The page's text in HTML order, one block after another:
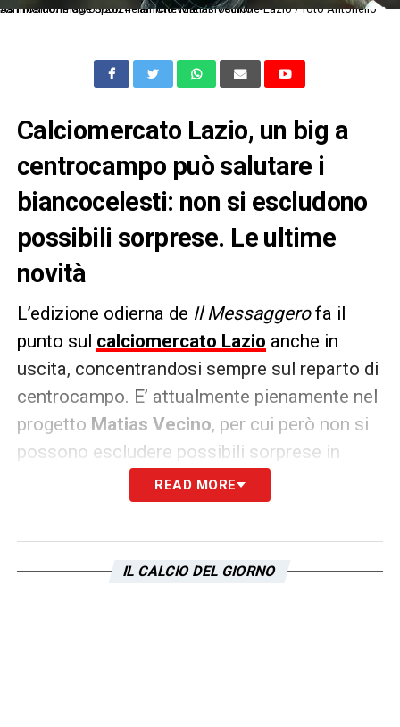
As Frosinone 03/08/2024 - amichevole / Frosinone-Lazio / foto Antonello Sammarco/Image Sport nella foto: Matias Vecino
Calciomercato Lazio, un big a
centrocampo può salutare i
biancocelesti: non si escludono
possibili sorprese. Le ultime
novità
L’edizione odierna de Il Messaggerofa il
punto sul calciomercato Lazio anche in
uscita, concentrandosi sempre sul reparto di
centrocampo. E’ attualmente pienamente nel
progetto Matias Vecino, per cui però non si
possono escludere possibili sorprese in
questi ultimi giorni di agosto.
potrebbe aiutare i biancocelesti a sistemare
READ MORE
IL CALCIO DEL GIORNO